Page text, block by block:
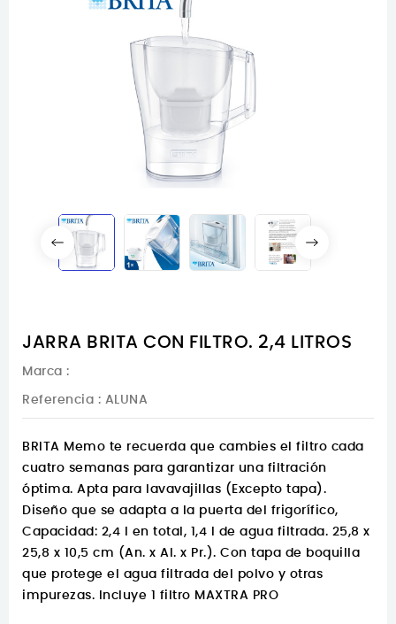
JARRA BRITA CON FILTRO. 2,4 LITROS
Marca :
Referencia : ALUNA
BRITA Memo te recuerda que cambies el filtro cada
cuatro semanas para garantizar una filtración
óptima. Apta para lavavajillas (Excepto tapa).
Diseño que se adapta a la puerta del frigorífico,
Capacidad: 2,4 l en total, 1,4 l de agua filtrada. 25,8 x
25,8 x 10,5 cm (An. x Al. x Pr.). Con tapa de boquilla
que protege el agua filtrada del polvo y otras
impurezas. Incluye 1 filtro MAXTRA PRO